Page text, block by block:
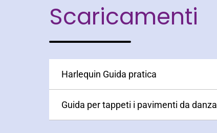
Scaricamenti
Harlequin Guida pratica
Guida per tappeti i pavimenti da danza